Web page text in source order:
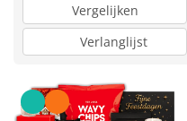
Vergelijken
Verlanglijst